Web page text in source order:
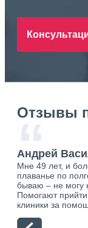
Отзывы
“
Андрей
Мне 49 лет, и
плаванье по
бываю – не могу
Помогают
клиники за